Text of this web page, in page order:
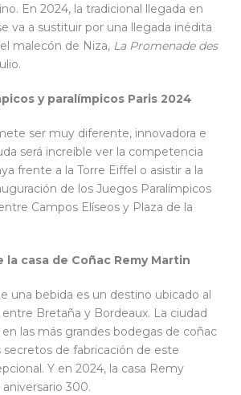
En 2024, la tradicional llegada en
va a sustituir por una llegada inédita
malecón de Niza, La Promenade des
y paralímpicos Paris 2024
ser muy diferente, innovadora e
será increíble ver la competencia
frente a la Torre Eiffel o asistir a la
de los Juegos Paralímpicos
Campos Elíseos y Plaza de la
la casa de Coñac Remy Martin
una bebida es un destino ubicado al
Bretaña y Bordeaux. La ciudad
las más grandes bodegas de coñac
secretos de fabricación de este
Y en 2024, la casa Remy
300.